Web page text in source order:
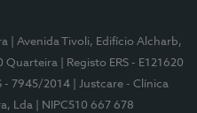
| Avenida Tivoli, Edifício Alcharb,
Quarteira
| Registo ERS - E121620
- 7945/2014
| Justcare - Clínica
Lda
| NIPC510 667 678